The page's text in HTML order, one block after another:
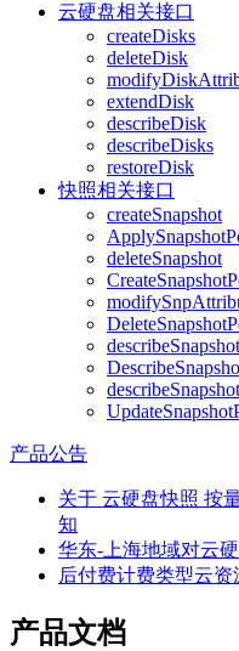
云硬盘相关接口
createDisks
deleteDisk
extendDisk
describeDisk
describeDisks
restoreDisk
快照相关接口
createSnapshot
deleteSnapshot
describeSnapshot
产品公告
关于 云硬盘快照 按
知
华东-上海地域对云
后付费计费类型云
产品文档